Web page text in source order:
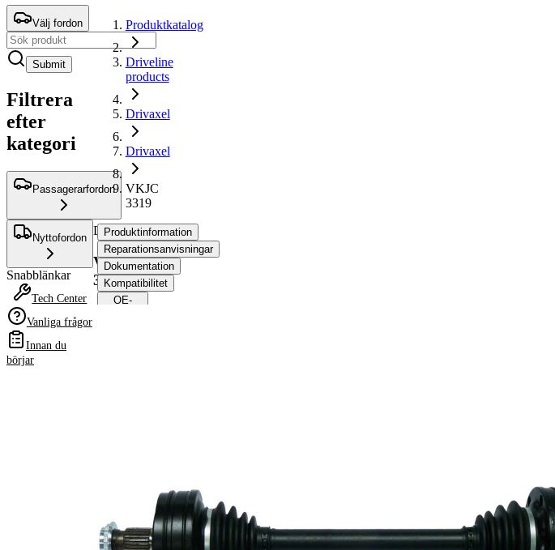
Välj fordon
Submit
Filtrera
efter
kategori
Passagerarfordon
Nyttofordon
Snabblänkar
Tech Center
Vanliga frågor
Innan du
börjar
Produktkatalog
Driveline
products
Drivaxel
Drivaxel
VKJC
3319
Drivaxel
VKJC
3319
Produktinformation
Reparationsanvisningar
Dokumentation
Kompatibilitet
OE-
borrningar
6
Hålkrets-Ø
86 mm